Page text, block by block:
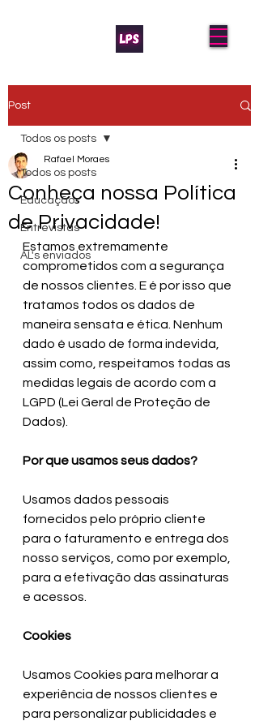
Post
Todos os posts
Educação
Entrevistas
AL's enviados
Todos os posts
Conheça nossa Política
de Privacidade!
Rafael Moraes
Estamos extremamente
comprometidos com a segurança
de nossos clientes. E é por isso que
tratamos todos os dados de
maneira sensata e ética. Nenhum
dado é usado de forma indevida,
assim como, respeitamos todas as
medidas legais de acordo com a
LGPD (Lei Geral de Proteção de
Dados).
Por que usamos seus dados?
Usamos dados pessoais
fornecidos pelo próprio cliente
para o faturamento e entrega dos
nosso serviços, como por exemplo,
para a efetivação das assinaturas
e acessos.
Cookies
Usamos Cookies para melhorar a
experiência de nossos clientes e
para personalizar publicidades e